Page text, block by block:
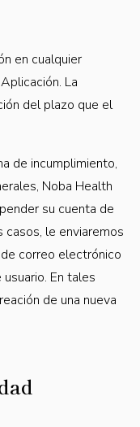
en cualquier
La
del plazo que el
de incumplimiento,
Noba Health
su cuenta de
casos, le enviaremos
correo electrónico
En tales
de una nueva